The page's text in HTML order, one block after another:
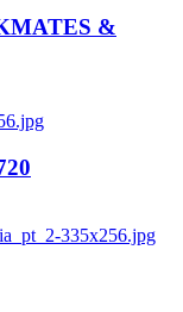
&
335x256.jpg